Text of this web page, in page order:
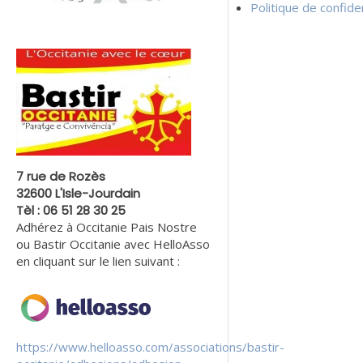
7 rue de Rozès
32600 L'Isle-Jourdain
Tèl : 06 51 28 30 25
Adhérez à Occitanie Pais Nostre
ou Bastir Occitanie avec HelloAsso
en cliquant sur le lien suivant :
https://www.helloasso.com/associations/bastir-
Politique de